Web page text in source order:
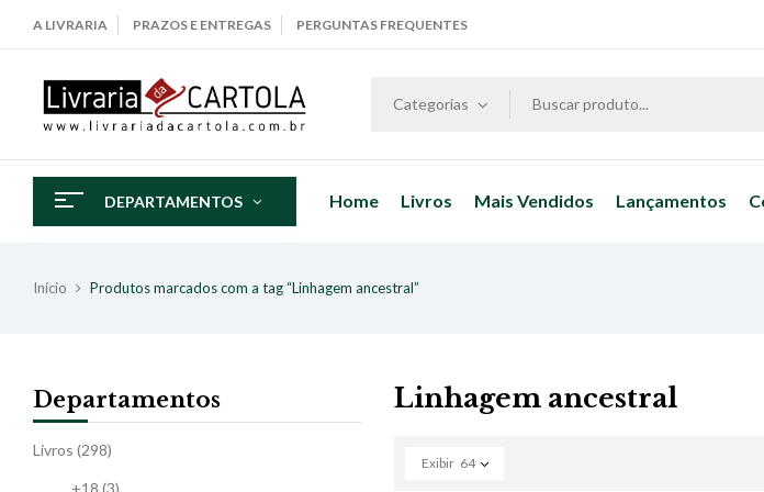
A LIVRARIA PRAZOS E ENTREGAS PERGUNTAS FREQUENTES
Categorias
DEPARTAMENTOS Home Livros Mais Vendidos Lançamentos
Início Produtos marcados com a tag “Linhagem ancestral”
Departamentos
Livros (298)
+18 (3)
Linhagem ancestral
Exibir 64